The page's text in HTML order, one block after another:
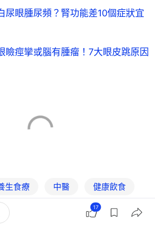
尿眼腫尿頻？腎功能差10個症狀宜
瞼痙攣或腦有腫瘤！7大眼皮跳原因
生食療 中醫 健康飲食
都市健康 眼敏感
17